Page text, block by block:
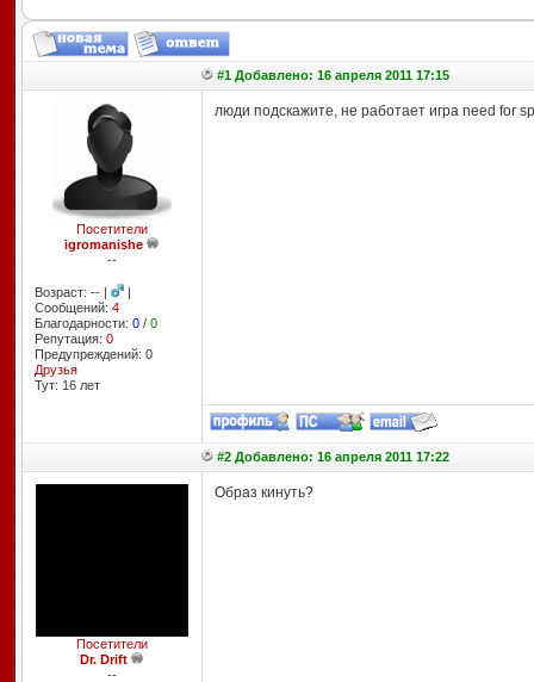
#1 Добавлено: 16 апреля 2011 17:15
Посетители
igromanishe
--
Возраст: -- |
|
Сообщений: 4
Благодарности: 0/ 0
Репутация: 0
Предупреждений: 0
Друзья
Тут: 16 лет
люди подскажите, не работает игра need for
#2 Добавлено: 16 апреля 2011 17:22
Посетители
Dr. Drift
--
Образ кинуть?